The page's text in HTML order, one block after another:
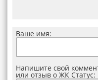
Ваше имя:
Напишите свой
или отзыв о ЖК Статус: